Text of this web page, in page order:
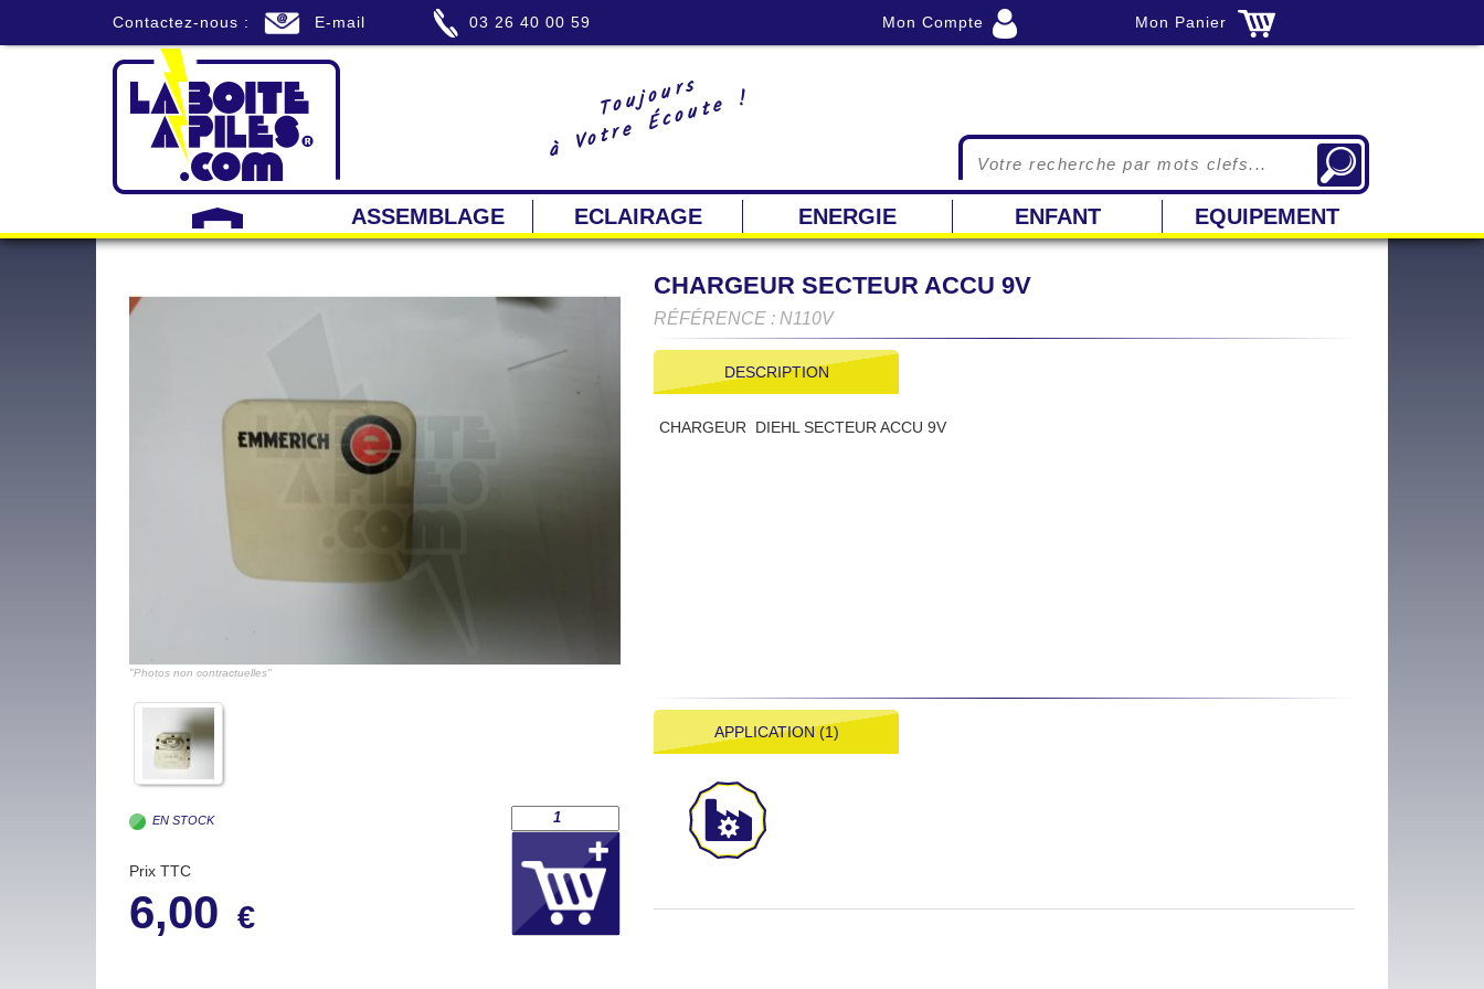
Contactez-nous : E-mail 03 26 40 00 59 Mon Compte Mon Panier
Toujours
à Votre Écoute !
ASSEMBLAGE ECLAIRAGE ENERGIE ENFANT EQUIPEMENT
CHARGEUR SECTEUR ACCU 9V
RÉFÉRENCE : N110V
"Photos non contractuelles"
EN STOCK
Prix TTC
6,00 €
DESCRIPTION
CHARGEUR DIEHL SECTEUR ACCU 9V
APPLICATION (1)